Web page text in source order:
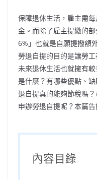
保障退休生活，雇主需
金。而除了雇主提繳的
6%」也就是自願提撥額
勞退自提的目的是讓勞
未來退休生活也就擁有
是什麼？有哪些優點、
退自提真的能夠節稅嗎
申辦勞退自提呢？本篇告
內容目錄